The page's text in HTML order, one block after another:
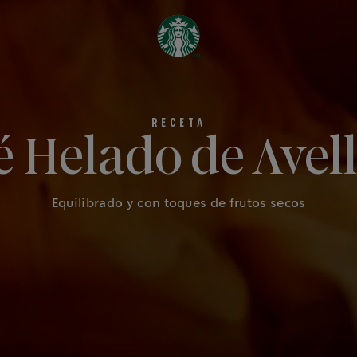
Helado de
Equilibrado y con toques de frutos secos